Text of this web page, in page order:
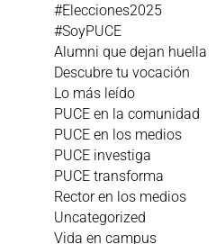
#Elecciones2025
#SoyPUCE
Alumni que dejan huella
Descubre tu vocación
Lo más leído
PUCE en la comunidad
PUCE en los medios
PUCE investiga
PUCE transforma
Rector en los medios
Uncategorized
Vida en campus